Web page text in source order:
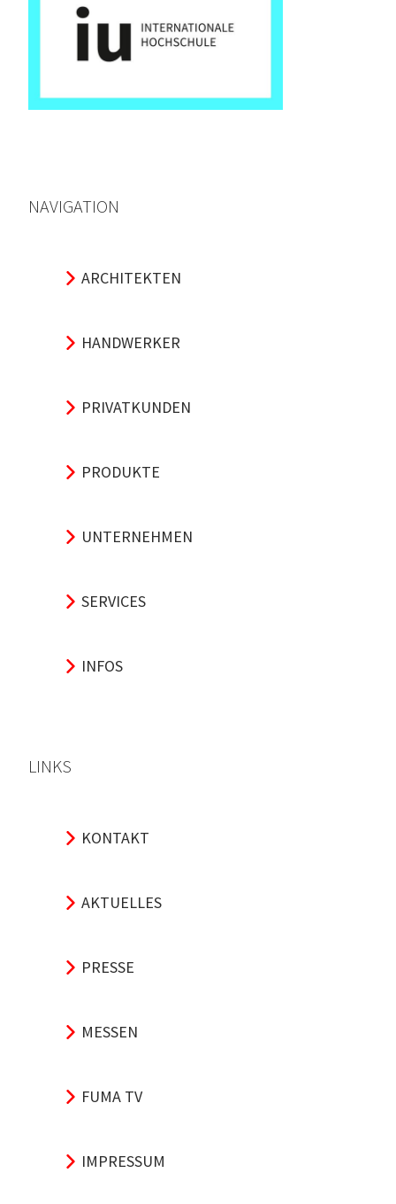
NAVIGATION
ARCHITEKTEN
HANDWERKER
PRIVATKUNDEN
PRODUKTE
UNTERNEHMEN
SERVICES
INFOS
LINKS
KONTAKT
AKTUELLES
PRESSE
MESSEN
FUMA TV
IMPRESSUM